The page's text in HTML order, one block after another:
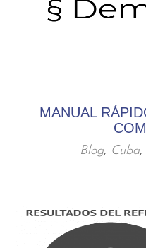
MANUAL
Blog, Cuba,